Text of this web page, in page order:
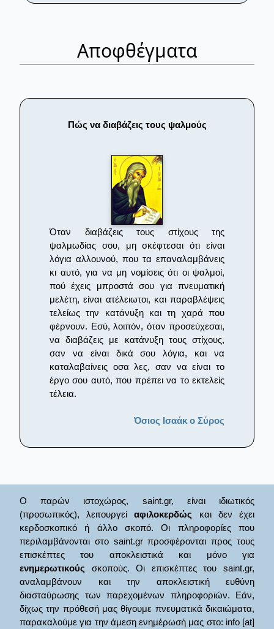
Αποφθέγματα
Πώς να διαβάζεις τους ψαλμούς
Όταν διαβάζεις τους στίχους της
ψαλμωδίας σου, μη σκέφτεσαι ότι είναι
λόγια αλλουνού, που τα επαναλαμβάνεις
κι αυτό, για να μη νομίσεις ότι οι ψαλμοί,
πού έχεις μπροστά σου για πνευματική
μελέτη, είναι ατέλειωτοι, και παραβλέψεις
τελείως την κατάνυξη και τη χαρά που
φέρνουν. Εσύ, λοιπόν, όταν προσεύχεσαι,
να διαβάζεις με κατάνυξη τους στίχους,
σαν να είναι δικά σου λόγια, και να
καταλαβαίνεις οσα λες, σαν να είναι το
έργο σου αυτό, που πρέπει να το εκτελείς
τέλεια.
Όσιος Ισαάκ ο Σύρος
Ο παρών ιστοχώρος, saint.gr, είναι ιδιωτικός
(προσωπικός), λειτουργείαφιλοκερδώς και δεν έχει
κερδοσκοπικό ή άλλο σκοπό. Οι πληροφορίες που
περιλαμβάνονται στο saint.gr προσφέρονται προς τους
επισκέπτες του αποκλειστικά και μόνο για
ενημερωτικούς σκοπούς. Οι επισκέπτες του saint.gr,
αναλαμβάνουν και την αποκλειστική ευθύνη
διασταύρωσης των παρεχομένων πληροφοριών. Εάν,
δίχως την πρόθεσή μας θίγουμε πνευματικά δικαιώματα,
παρακαλούμε για την άμεση ενημέρωσή μας στο: info [at]